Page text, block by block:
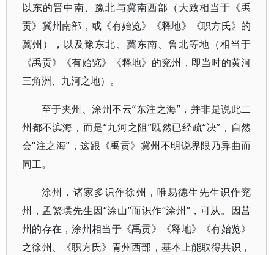
以东的晋中南、豫北与冀南西部（大致相当于《禹
贡》冀州南部，或《有始览》《释地》《职方氏》的
冀州），以及豫东北、冀东南、鲁北等地（相当于
《禹贡》《有始览》《释地》的兖州，即当时的黄河
三角洲、九河之地）。
至于夹州、涂州不云“东注之海”，并非是说此二
州都不滨海，而是“九河之阻”既然已经疏“决”，自然
会“注之海”，这跟《禹贡》冀州不明说界限乃异曲而
同工。
涂州，诸家多识作徐州，唯易德生先生识作兖
州，孟繁璞先生因“涂山”而识作“涂州”，可从。因莒
州的存在，涂州相当于《禹贡》《释地》《有始览》
之徐州、《职方氏》青州西部，基本上能取得共识，